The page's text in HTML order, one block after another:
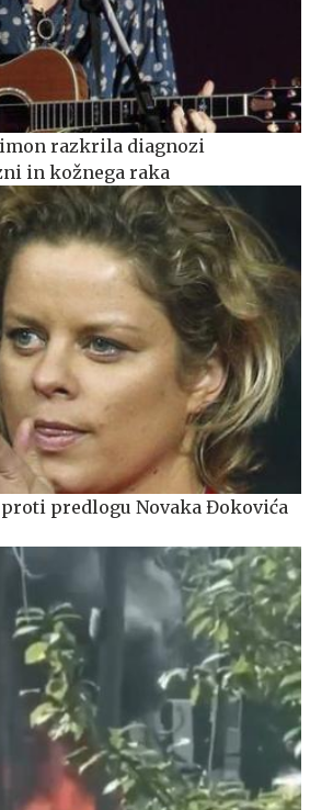
razkrila diagnozi
in kožnega raka
predlogu Novaka Đokovića